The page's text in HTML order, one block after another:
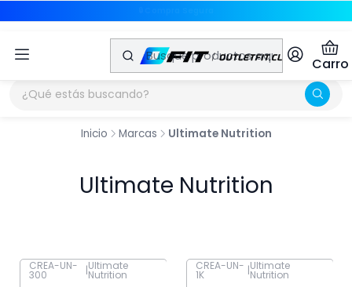
Carro
Inicio Marcas Ultimate Nutrition
Ultimate Nutrition
-55% OFF
CREA-UN-
300 |Ultimate
Nutrition -24% OFF
CREA-UN-
1K |Ultimate
Nutrition